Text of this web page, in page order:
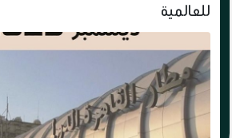
للعالمية